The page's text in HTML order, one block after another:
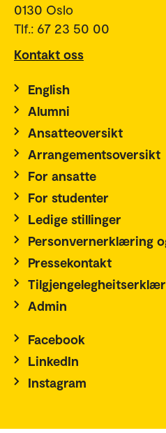
0130 Oslo
Tlf.: 67 23 50 00
Kontakt oss
English
Alumni
Ansatteoversikt
Arrangementsoversikt
For ansatte
For studenter
Ledige stillinger
Personvernerklæring
Pressekontakt
Admin
Facebook
LinkedIn
Instagram